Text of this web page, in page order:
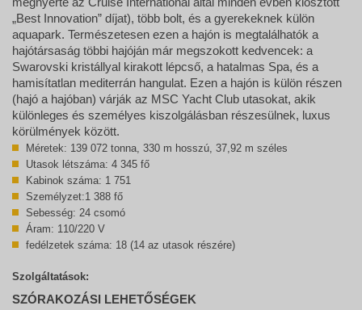
„Best Innovation” díjat), több bolt, és a gyerekeknek külön
aquapark. Természetesen ezen a hajón is megtalálhatók a
hajótársaság többi hajóján már megszokott kedvencek: a
Swarovski kristállyal kirakott lépcső, a hatalmas Spa, és a
hamisítatlan mediterrán hangulat. Ezen a hajón is külön részen
(hajó a hajóban) várják az MSC Yacht Club utasokat, akik
különleges és személyes kiszolgálásban részesülnek, luxus
körülmények között.
Méretek: 139 072 tonna, 330 m hosszú, 37,92 m széles
Utasok létszáma: 4 345 fő
Kabinok száma: 1 751
Személyzet:1 388 fő
Sebesség: 24 csomó
Áram: 110/220 V
fedélzetek száma: 18 (14 az utasok részére)
Szolgáltatások:
SZÓRAKOZÁSI LEHETŐSÉGEK